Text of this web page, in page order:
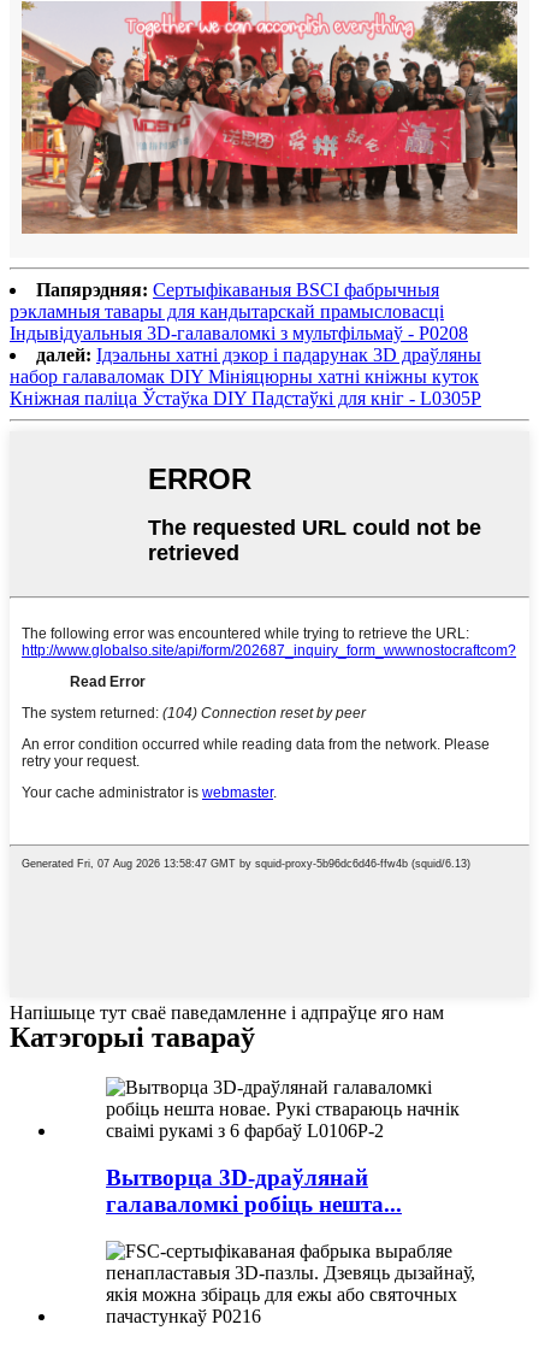
Папярэдняя: Сертыфікаваныя BSCI фабрычныя
рэкламныя тавары для кандытарскай прамысловасці
Індывідуальныя 3D-галаваломкі з мультфільмаў - P0208
далей: Ідэальны хатні дэкор і падарунак 3D драўляны
набор галаваломак DIY Мініяцюрны хатні кніжны куток
Кніжная паліца Ўстаўка DIY Падстаўкі для кніг - L0305P
Напішыце тут сваё паведамленне і адпраўце яго нам
Катэгорыі тавараў
Вытворца 3D-драўлянай
галаваломкі робіць нешта...